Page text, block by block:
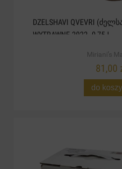
DZELSHAVI QVEVRI
WYTRAWNE 2022. 0,75 L
Miriani’s
81,00
do